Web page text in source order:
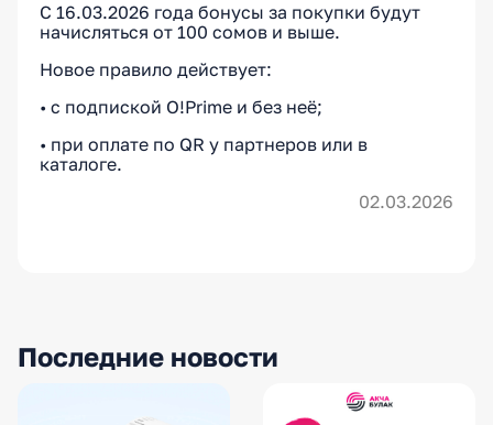
С 16.03.2026 года бонусы за покупки будут
начисляться от 100 сомов и выше.
Новое правило действует:
• с подпиской O!Prime и без неё;
• при оплате по QR у партнеров или в
каталоге.
02.03.2026
Последние новости